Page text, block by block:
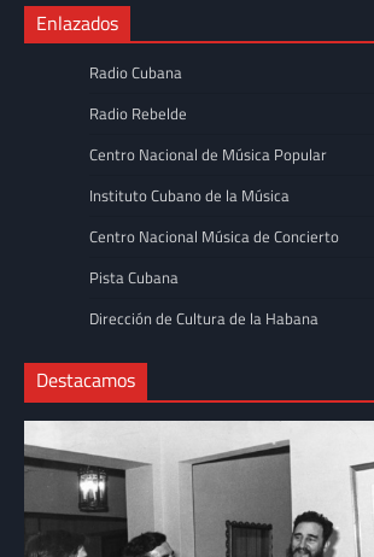
Enlazados
Radio Cubana
Radio Rebelde
Centro Nacional de Música Popular
Instituto Cubano de la Música
Centro Nacional Música de Concierto
Pista Cubana
Dirección de Cultura de la Habana
Destacamos